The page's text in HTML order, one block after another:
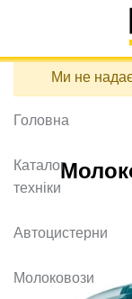
Перейти
вмісту
навигация
КАТАЛОГ
ДОСТАВКА ТА
ПРО НАС
ВІДГУКИ
КОНТАКТИ
Ми не
Головна
Каталог
техніки
Автоцистерни
Молоковози